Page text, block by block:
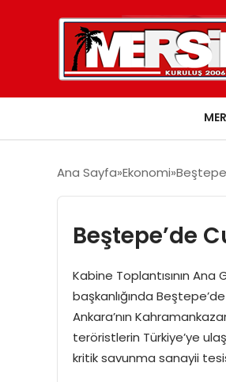
Ana Sayfa Ekonomi
Beştepe’de
Kabine Toplantısının Ana
başkanlığında
Ankara’nın
teröristlerin Türkiye’ye
kritik savunma sanayii